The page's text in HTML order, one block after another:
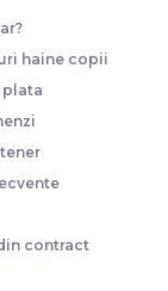
haine copii
plata
contract